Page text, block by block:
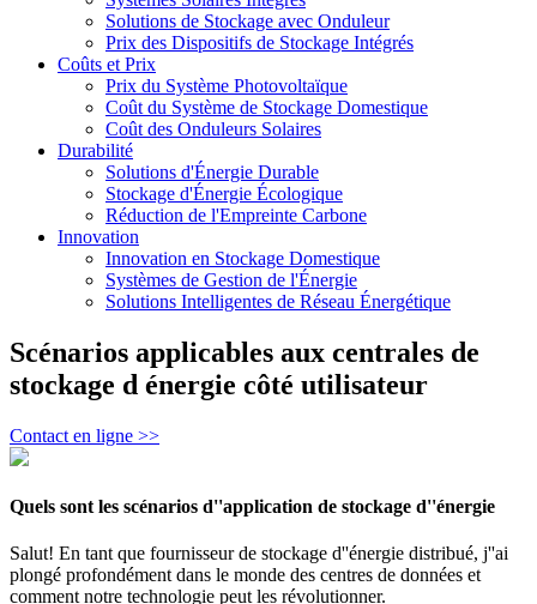
Solutions de Stockage avec Onduleur
Prix des Dispositifs de Stockage Intégrés
Coûts et Prix
Prix du Système Photovoltaïque
Coût du Système de Stockage Domestique
Coût des Onduleurs Solaires
Durabilité
Solutions d'Énergie Durable
Stockage d'Énergie Écologique
Réduction de l'Empreinte Carbone
Innovation
Innovation en Stockage Domestique
Systèmes de Gestion de l'Énergie
Solutions Intelligentes de Réseau Énergétique
Scénarios applicables aux centrales de
stockage d énergie côté utilisateur
Contact en ligne >>
Quels sont les scénarios d''application de stockage d''énergie
Salut! En tant que fournisseur de stockage d''énergie distribué, j''ai
plongé profondément dans le monde des centres de données et
comment notre technologie peut les révolutionner.